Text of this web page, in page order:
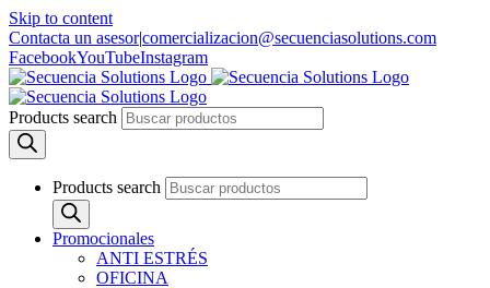
Skip to content
Contacta un asesor|comercializacion@secuenciasolutions.com
FacebookYouTubeInstagram
Products search
Products search
Promocionales
ANTI ESTRÉS
OFICINA